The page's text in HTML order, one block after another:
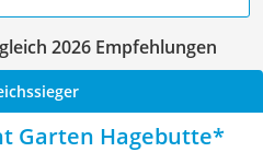
2026 Empfehlungen
Garten Hagebutte